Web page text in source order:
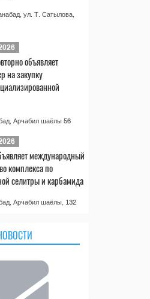
ул. Т. Сатылова,
объявляет
на закупку
Арчабил шаёлы 56
международный
комплекса по
селитры и карбамида
Арчабил шаёлы, 132